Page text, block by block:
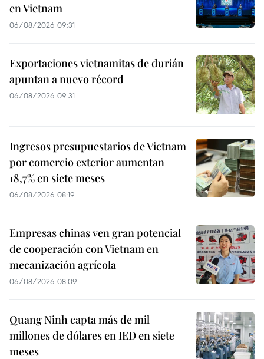
en Vietnam
06/08/2026 09:31
Exportaciones vietnamitas de durián
apuntan a nuevo récord
06/08/2026 09:31
Ingresos presupuestarios de Vietnam
por comercio exterior aumentan
18,7% en siete meses
06/08/2026 08:19
Empresas chinas ven gran potencial
de cooperación con Vietnam en
mecanización agrícola
06/08/2026 08:09
Quang Ninh capta más de mil
millones de dólares en IED en siete
meses